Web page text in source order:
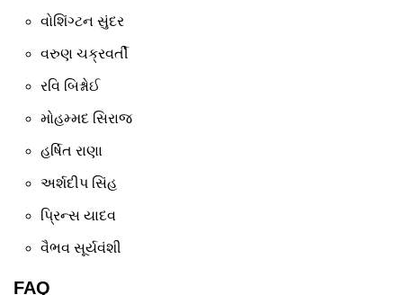
વોશિંગ્ટન સુંદર
વરુણ ચક્રવર્તી
રવિ બિશ્નોઈ
મોહમ્મદ સિરાજ
હર્ષિત રાણા
અર્શદીપ સિંહ
પ્રિન્સ યાદવ
વૈભવ સૂર્યવંશી
FAQ